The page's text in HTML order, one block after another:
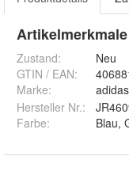
Artikelmerkmale
Zustand:
Neu
GTIN / EAN:
Marke:
adidas
Hersteller Nr.:
Farbe: Blau,